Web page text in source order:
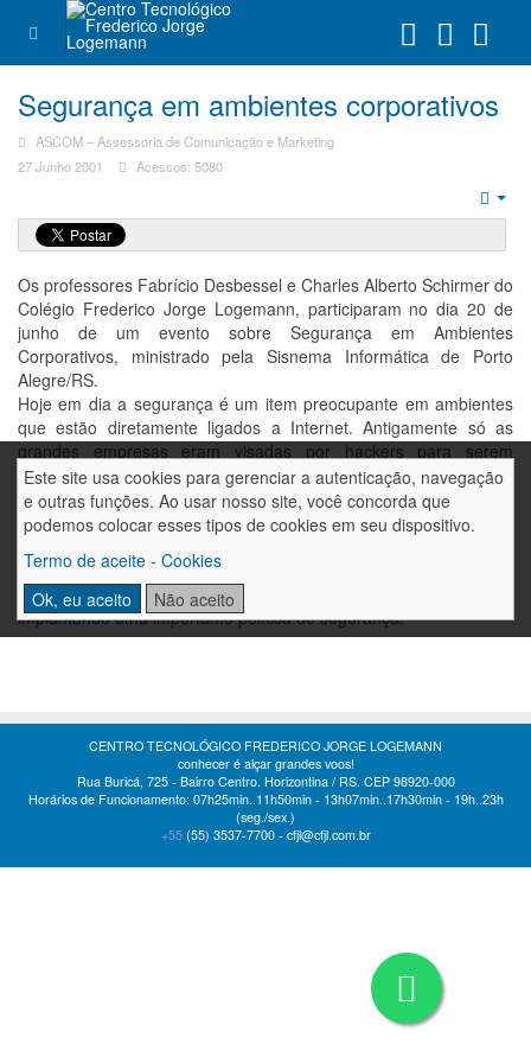
Este site usa cookies para gerenciar a autenticação, navegação
e outras funções. Ao usar nosso site, você concorda que
podemos colocar esses tipos de cookies em seu dispositivo.
Termo de aceite - Cookies
Ok, eu aceito
Não aceito
Segurança em ambientes corporativos
ASCOM – Assessoria de Comunicação e Marketing
27 Junho 2001
Acessos: 5080
Os professores Fabrício Desbessel e Charles Alberto Schirmer do
Colégio Frederico Jorge Logemann, participaram no dia 20 de
junho de um evento sobre Segurança em Ambientes
Corporativos, ministrado pela Sisnema Informática de Porto
Alegre/RS.
Hoje em dia a segurança é um item preocupante em ambientes
que estão diretamente ligados a Internet. Antigamente só as
grandes empresas eram visadas por hackers para serem
invadidas, ao contrário, hoje qualquer corporação por menor que
seja é um alvo. Os Hackers buscam na Internet um meio de se
divertir, muitas vezes causando danos irreversíveis.
deve urgentemente definir políticas de segurança para não
tornar-se mais uma vítima. Por esta razão o Colégio está
implantando uma importante política de segurança.
CENTRO TECNOLÓGICO FREDERICO JORGE LOGEMANN
conhecer é alçar grandes voos!
Rua Buricá, 725 - Bairro Centro. Horizontina / RS. CEP 98920-000
Horários de Funcionamento: 07h25min..11h50min - 13h07min..17h30min - 19h..23h
(seg./sex.)
+55 (55) 3537-7700 - cfjl@cfjl.com.br